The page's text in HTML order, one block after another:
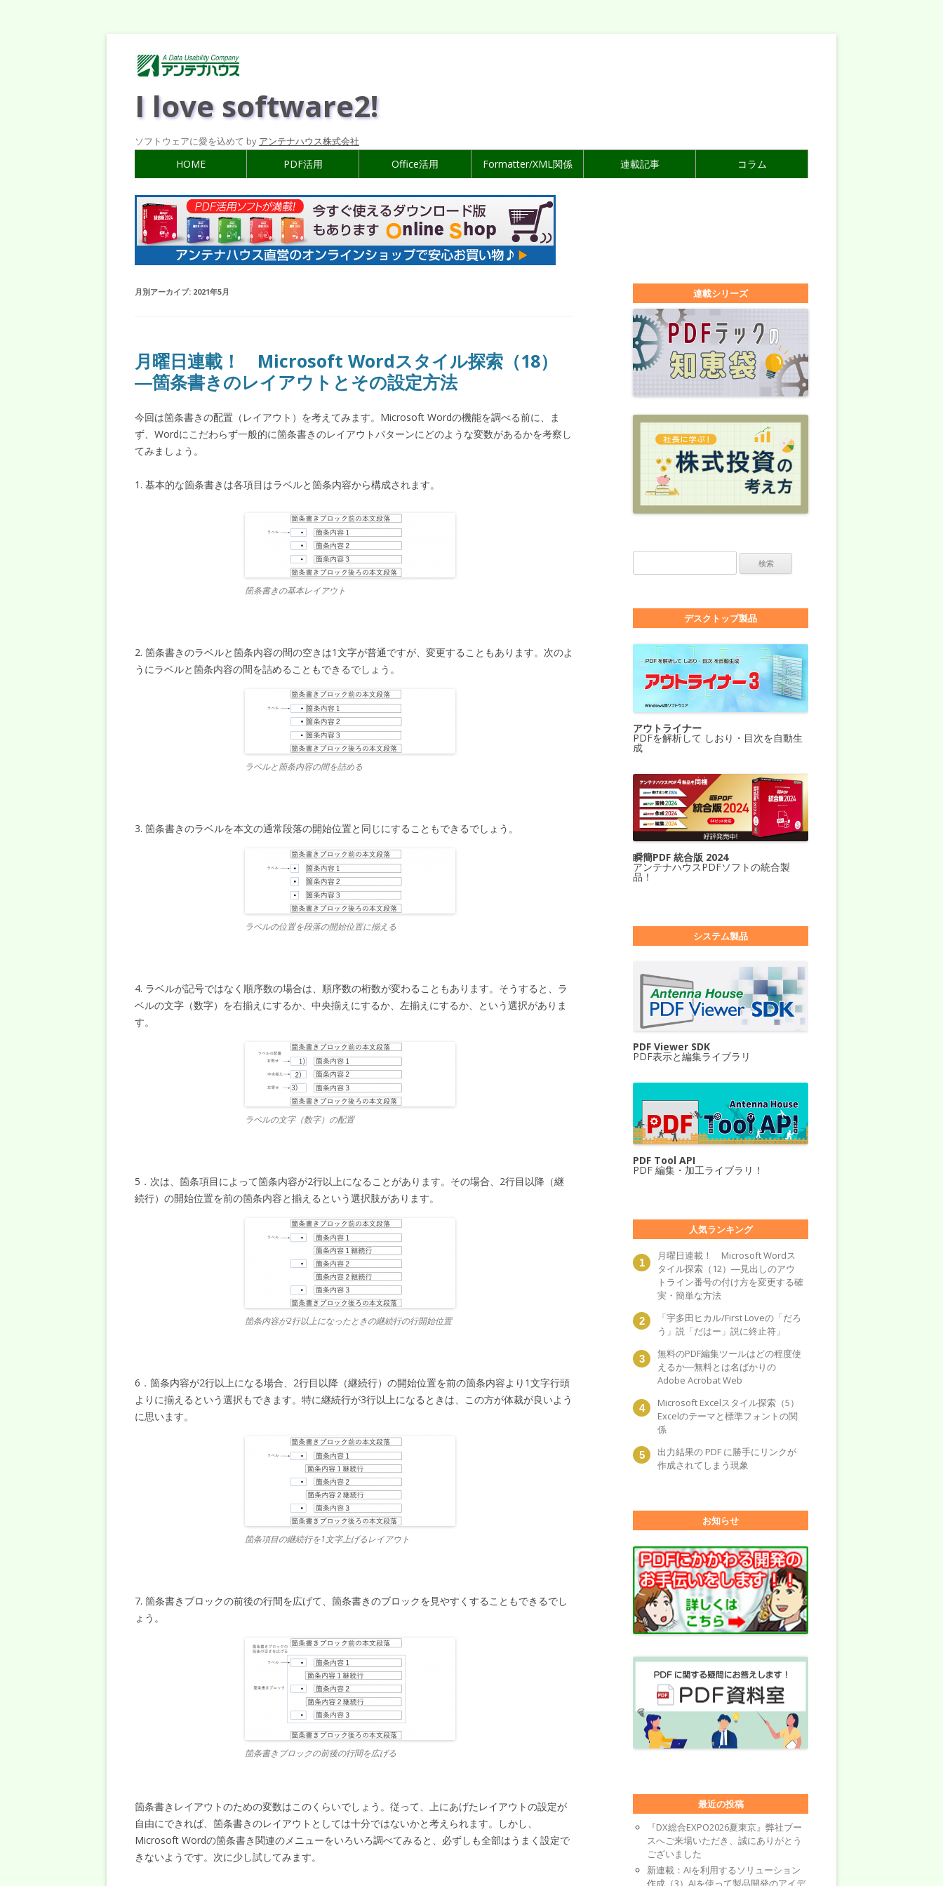
I love software2!
ソフトウェアに愛を込めて by アンテナハウス株式会社
HOME PDF活用 Office活用 Formatter/XML関係 連載記事 コラム
月別アーカイブ: 2021年5月
月曜日連載！ Microsoft Wordスタイル探索（18）
―箇条書きのレイアウトとその設定方法
今回は箇条書きの配置（レイアウト）を考えてみます。Microsoft Wordの機能を調べる前に、ま
ず、Wordにこだわらず一般的に箇条書きのレイアウトパターンにどのような変数があるかを考察し
てみましょう。
1. 基本的な箇条書きは各項目はラベルと箇条内容から構成されます。
箇条書きの基本レイアウト
2. 箇条書きのラベルと箇条内容の間の空きは1文字が普通ですが、変更することもあります。次のよ
うにラベルと箇条内容の間を詰めることもできるでしょう。
ラベルと箇条内容の間を詰める
3. 箇条書きのラベルを本文の通常段落の開始位置と同じにすることもできるでしょう。
ラベルの位置を段落の開始位置に揃える
4. ラベルが記号ではなく順序数の場合は、順序数の桁数が変わることもあります。そうすると、ラ
ベルの文字（数字）を右揃えにするか、中央揃えにするか、左揃えにするか、という選択がありま
す。
ラベルの文字（数字）の配置
5．次は、箇条項目によって箇条内容が2行以上になることがあります。その場合、2行目以降（継
続行）の開始位置を前の箇条内容と揃えるという選択肢があります。
箇条内容が2行以上になったときの継続行の行開始位置
6．箇条内容が2行以上になる場合、2行目以降（継続行）の開始位置を前の箇条内容より1文字行頭
よりに揃えるという選択もできます。特に継続行が3行以上になるときは、この方が体裁が良いよう
に思います。
箇条項目の継続行を1文字上げるレイアウト
7. 箇条書きブロックの前後の行間を広げて、箇条書きのブロックを見やすくすることもできるでし
ょう。
箇条書きブロックの前後の行間を広げる
箇条書きレイアウトのための変数はこのくらいでしょう。従って、上にあげたレイアウトの設定が
自由にできれば、箇条書きのレイアウトとしては十分ではないかと考えられます。しかし、
Microsoft Wordの箇条書き関連のメニューをいろいろ調べてみると、必ずしも全部はうまく設定で
きないようです。次に少し試してみます。
連載シリーズ
デスクトップ製品
アウトライナー
PDFを解析して しおり・目次を自動生
成
瞬簡PDF 統合版 2024
アンテナハウスPDFソフトの統合製
品！
システム製品
PDF Viewer SDK
PDF表示と編集ライブラリ
PDF Tool API
PDF 編集・加工ライブラリ！
人気ランキング
月曜日連載！ Microsoft Wordス
タイル探索（12）―見出しのアウ
トライン番号の付け方を変更する確
実・簡単な方法
「宇多田ヒカル/First Loveの「だろ
う」説「だはー」説に終止符」
無料のPDF編集ツールはどの程度使
えるか―無料とは名ばかりの
Adobe Acrobat Web
Microsoft Excelスタイル探索（5）
Excelのテーマと標準フォントの関
係
出力結果の PDF に勝手にリンクが
作成されてしまう現象
お知らせ
最近の投稿
『DX総合EXPO2026夏東京』弊社ブー
スへご来場いただき、誠にありがとう
ございました
新連載：AIを利用するソリューション
作成（3）AIを使って製品開発のアイデ